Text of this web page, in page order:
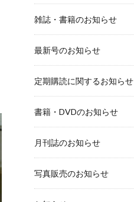
雑誌・書籍のお知らせ
最新号のお知らせ
定期購読に関するお知らせ
書籍・DVDのお知らせ
月刊誌のお知らせ
写真販売のお知らせ